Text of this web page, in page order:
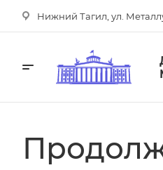
Нижний Тагил, ул.